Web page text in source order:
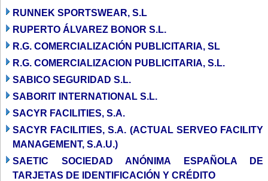
RUNNEK SPORTSWEAR, S.L
RUPERTO ÁLVAREZ BONOR S.L.
R.G. COMERCIALIZACIÓN PUBLICITARIA, SL
R.G. COMERCIALIZACION PUBLICITARIA, S.L.
SABICO SEGURIDAD S.L.
SABORIT INTERNATIONAL S.L.
SACYR FACILITIES, S.A.
SACYR FACILITIES, S.A. (ACTUAL SERVEO FACILITY
MANAGEMENT, S.A.U.)
SAETIC SOCIEDAD ANÓNIMA ESPAÑOLA DE
TARJETAS DE IDENTIFICACIÓN Y CRÉDITO